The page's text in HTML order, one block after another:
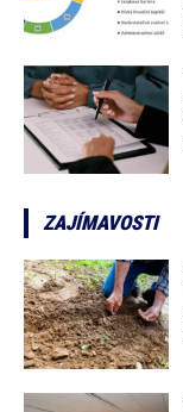
ZAJÍMAVOSTI